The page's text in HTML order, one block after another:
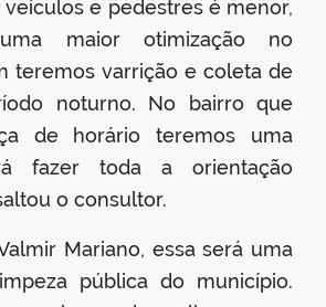
e pedestres é menor,
uma maior otimização no
teremos varrição e coleta de
noturno. No bairro que
de horário teremos uma
fazer toda a orientação
o consultor.
Mariano, essa será uma
pública do município.